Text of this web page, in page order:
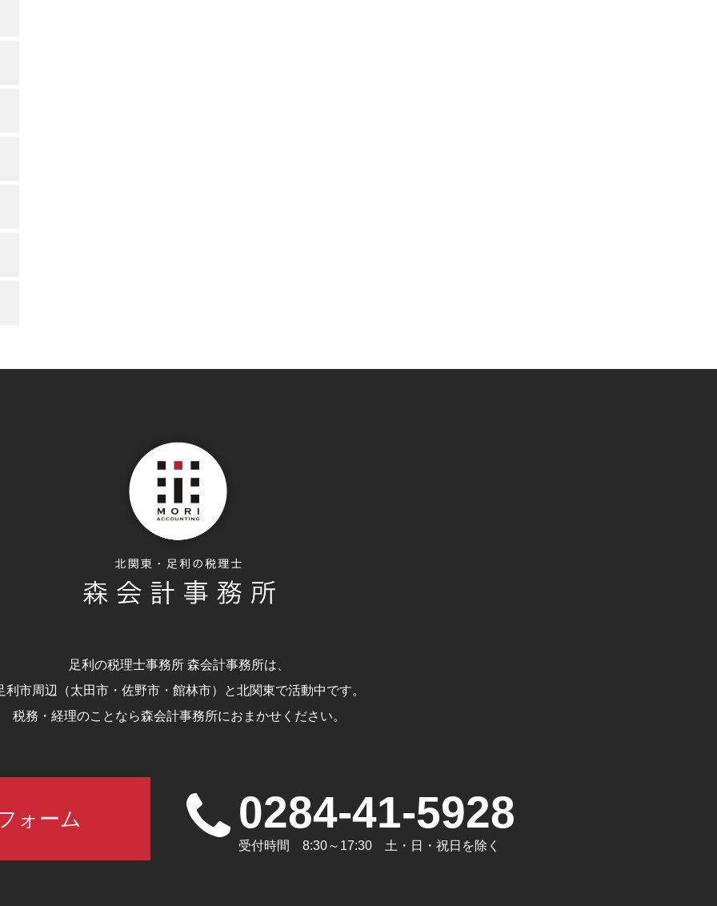
足利の税理士事務所 森会計事務所は、
利市周辺（太田市・佐野市・館林市）と北関東で活動中です。
税務・経理のことなら森会計事務所におまかせください。
ォーム 0284-41-5928
受付時間 8:30～17:30 土・日・祝日を除く